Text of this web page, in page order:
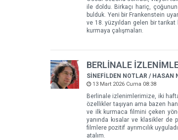
ile doldu. Birkaçı hariç,
bulduk. Yeni bir Frankenstein
ve 18. yüzyıldan gelen bir
kurmaya çalışmaları.
BERLİNALE
SİNEFİLDEN NOTLAR / HASAN
13 Mart 2026 Cuma 08:38
Berlinale izlenimlerimize, iki
özellikler taşıyan ama bazen
ve ilk kurmaca filmini çeken
yanında kısalar ve klasikler de
filmlere pozitif ayrımcılık
atalım.